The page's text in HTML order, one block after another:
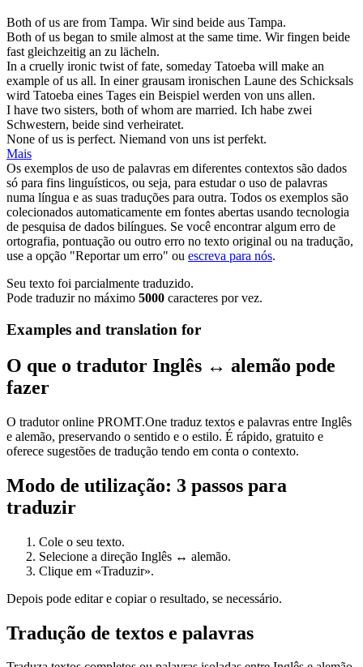
Both of us are from Tampa. Wir sind beide aus Tampa.
Both of us began to smile almost at the same time. Wir fingen beide
fast gleichzeitig an zu lächeln.
In a cruelly ironic twist of fate, someday Tatoeba will make an
example of us all. In einer grausam ironischen Laune des Schicksals
wird Tatoeba eines Tages ein Beispiel werden von uns allen.
I have two sisters, both ofwhom are married. Ich habe zwei
Schwestern, beide sind verheiratet.
None of us is perfect. Niemand von uns ist perfekt.
Mais
Os exemplos de uso de palavras em diferentes contextos são dados
só para fins linguísticos, ou seja, para estudar o uso de palavras
numa língua e as suas traduções para outra. Todos os exemplos são
colecionados automaticamente em fontes abertas usando tecnologia
de pesquisa de dados bilíngues. Se você encontrar algum erro de
ortografia, pontuação ou outro erro no texto original ou na tradução,
use a opção "Reportar um erro" ou escreva para nós.
Seu texto foi parcialmente traduzido.
Pode traduzir no máximo 5000 caracteres por vez.
Examples and translation for
O que o tradutor Inglês ↔ alemão pode
fazer
O tradutor online PROMT.One traduz textos e palavras entre Inglês
e alemão, preservando o sentido e o estilo. É rápido, gratuito e
oferece sugestões de tradução tendo em conta o contexto.
Modo de utilização: 3 passos para
traduzir
Cole o seu texto.
Selecione a direção Inglês ↔ alemão.
Clique em «Traduzir».
Depois pode editar e copiar o resultado, se necessário.
Tradução de textos e palavras